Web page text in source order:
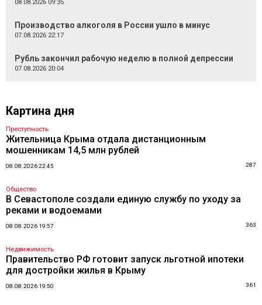
08.08.2026 09:35
Производство алкоголя в России ушло в минус
07.08.2026 22:17
Рубль закончил рабочую неделю в полной депрессии
07.08.2026 20:04
Картина дня
Преступность
Жительница Крыма отдала дистанционным
мошенникам 14,5 млн рублей
08.08.2026 22:45 287
Общество
В Севастополе создали единую службу по уходу за
реками и водоемами
08.08.2026 19:57 363
Недвижимость
Правительство РФ готовит запуск льготной ипотеки
для достройки жилья в Крыму
08.08.2026 19:50 361